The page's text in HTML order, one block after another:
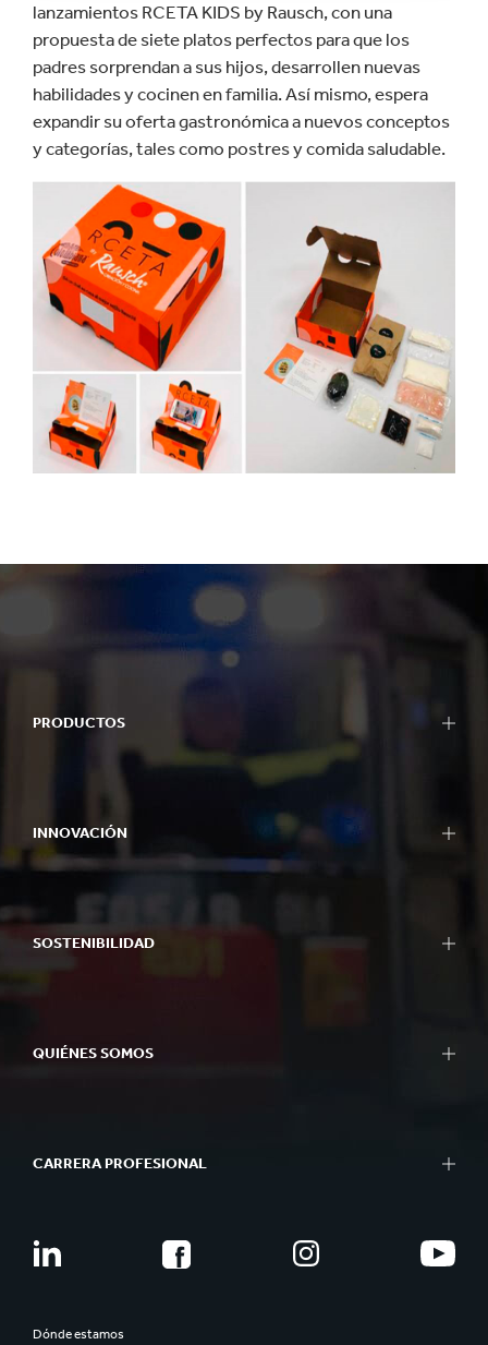
lanzamientos RCETA KIDS by Rausch, con una
propuesta de siete platos perfectos para que los
padres sorprendan a sus hijos, desarrollen nuevas
habilidades y cocinen en familia. Así mismo, espera
expandir su oferta gastronómica a nuevos conceptos
y categorías, tales como postres y comida saludable.
PRODUCTOS
INNOVACIÓN
SOSTENIBILIDAD
QUIÉNES SOMOS
CARRERA PROFESIONAL
Dónde estamos